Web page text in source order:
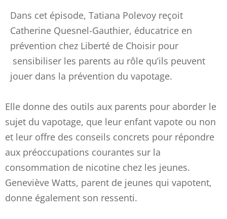
Dans cet épisode, Tatiana Polevoy reçoit
Catherine Quesnel-Gauthier, éducatrice en
prévention chez Liberté de Choisir pour
sensibiliser les parents au rôle qu’ils peuvent
jouer dans la prévention du vapotage.
Elle donne des outils aux parents pour aborder le
sujet du vapotage, que leur enfant vapote ou non
et leur offre des conseils concrets pour répondre
aux préoccupations courantes sur la
consommation de nicotine chez les jeunes.
Geneviève Watts, parent de jeunes qui vapotent,
donne également son ressenti.